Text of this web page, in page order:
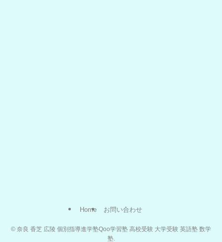
Home お問い合わせ
© 奈良 香芝 広陵 個別指導進学塾Qoo学習塾 高校受験 大学受験 英語塾 数学
塾.